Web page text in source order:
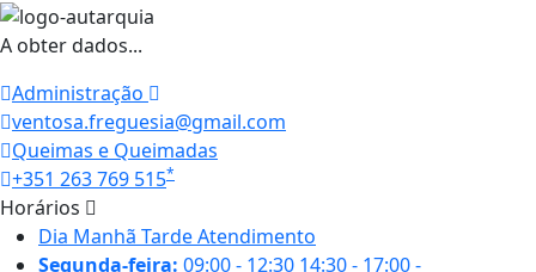
A obter dados...
Administração
ventosa.freguesia@gmail.com
Queimas e Queimadas
+351 263 769 515*
Horários
Dia Manhã TardeAtendimento
Segunda-feira: 09:00 - 12:30 14:30 - 17:00-